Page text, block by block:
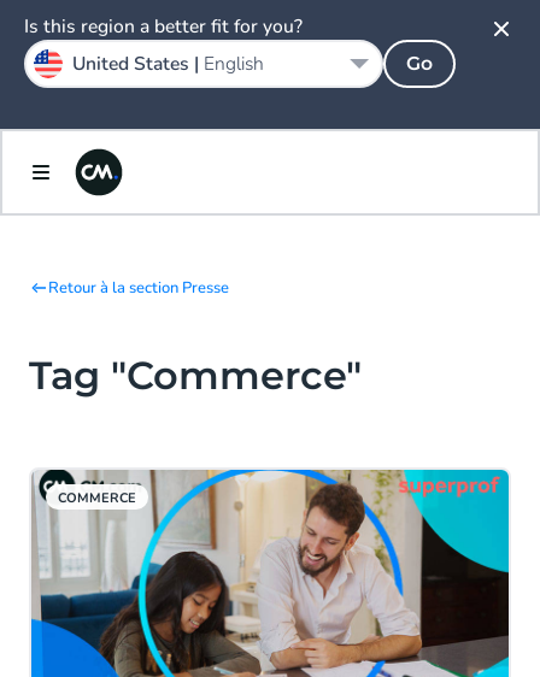
Retour à la section Presse
Tag "Commerce"
COMMERCE
Is this region a better fit for you?
United States | English Go